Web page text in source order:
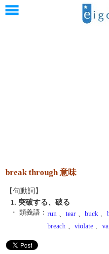
break through 意味
【句動詞】
1. 突破する、破る
・ 類義語： run 、 tear 、 buck 、
breach 、 violate 、